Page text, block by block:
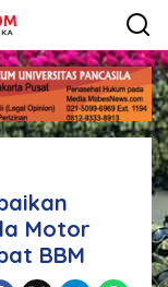
Motor
BBM